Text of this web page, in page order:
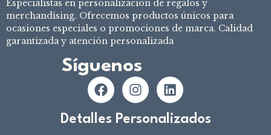
Especialistas en personalización de regalos y
merchandising. Ofrecemos productos únicos para
ocasiones especiales o promociones de marca. Calidad
garantizada y atención personalizada
Síguenos
Detalles Personalizados